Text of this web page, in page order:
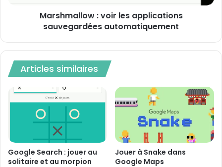
Marshmallow : voir les applications
sauvegardées automatiquement
Articles similaires
Google Search : jouer au
solitaire et au morpion
Jouer à Snake dans
Google Maps